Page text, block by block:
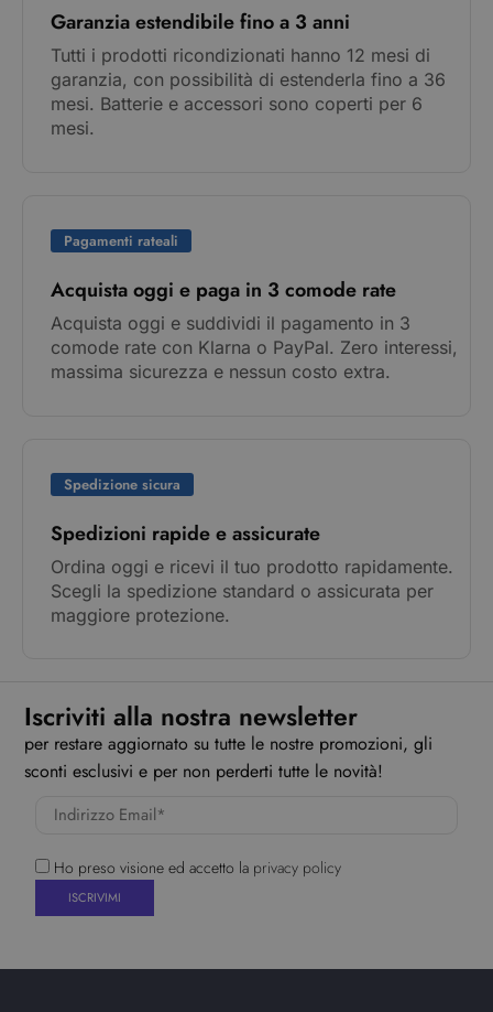
Garanzia estendibile fino a 3 anni
Tutti i prodotti ricondizionati hanno 12 mesi di
garanzia, con possibilità di estenderla fino a 36
mesi. Batterie e accessori sono coperti per 6
mesi.
Pagamenti rateali
Acquista oggi e paga in 3 comode rate
Acquista oggi e suddividi il pagamento in 3
comode rate con Klarna o PayPal. Zero interessi,
massima sicurezza e nessun costo extra.
Spedizione sicura
Spedizioni rapide e assicurate
Ordina oggi e ricevi il tuo prodotto rapidamente.
Scegli la spedizione standard o assicurata per
maggiore protezione.
Iscriviti alla nostra newsletter
per restare aggiornato su tutte le nostre promozioni, gli
sconti esclusivi e per non perderti tutte le novità!
Ho preso visione ed accetto la privacy policy